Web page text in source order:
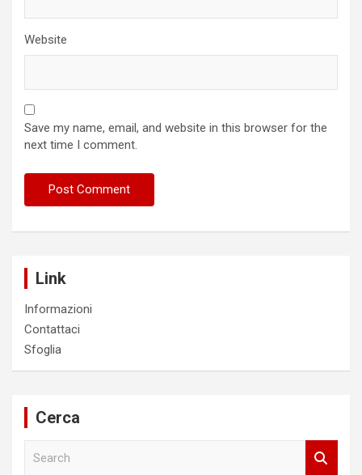
Website
Save my name, email, and website in this browser for the
next time I comment.
Link
Informazioni
Contattaci
Sfoglia
Cerca